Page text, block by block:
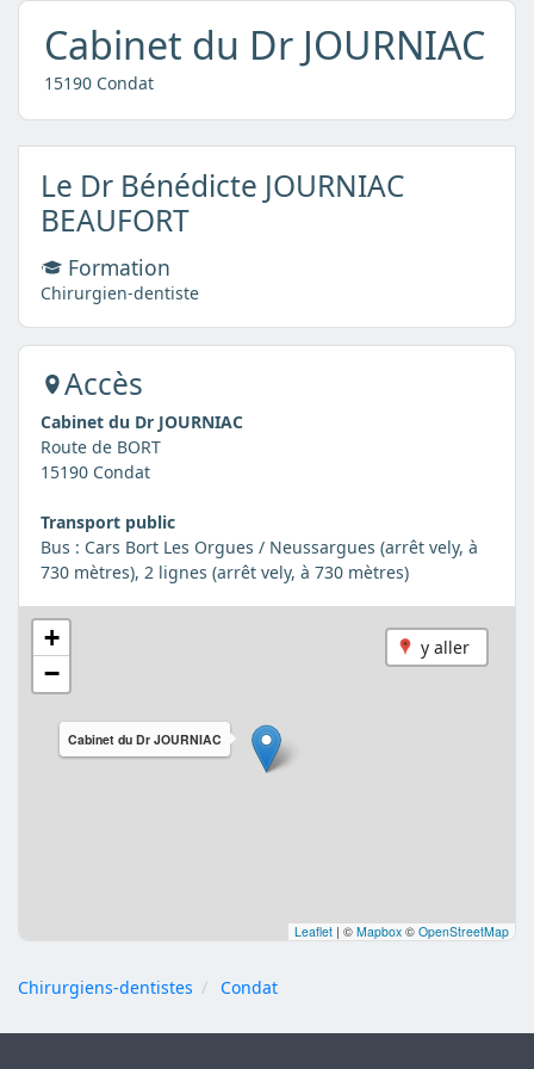
Cabinet du Dr JOURNIAC
15190 Condat
Le Dr Bénédicte JOURNIAC
BEAUFORT
Formation
Chirurgien-dentiste
Accès
Cabinet du Dr JOURNIAC
Route de BORT
15190 Condat
Transport public
Bus : Cars Bort Les Orgues / Neussargues (arrêt vely, à
730 mètres), 2 lignes (arrêt vely, à 730 mètres)
y aller
Cabinet du Dr JOURNIAC
+
−
Leaflet | © Mapbox © OpenStreetMap
Chirurgiens-dentistes Condat